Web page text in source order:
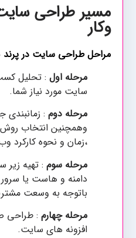
مسیر طراحی
وکار
مراحل طراحی سایت در پرند
مرحله اول : تحلیل
سایت مورد نیاز شما.
مرحله دوم :
وهمچنین انتخاب
،زمان و نحوه کارکرد
مرحله سوم : تهیه زیر
دامنه و هاست یا
باتوجه به وسعت
مرحله چهارم : طراحی
افزونه های سایت.